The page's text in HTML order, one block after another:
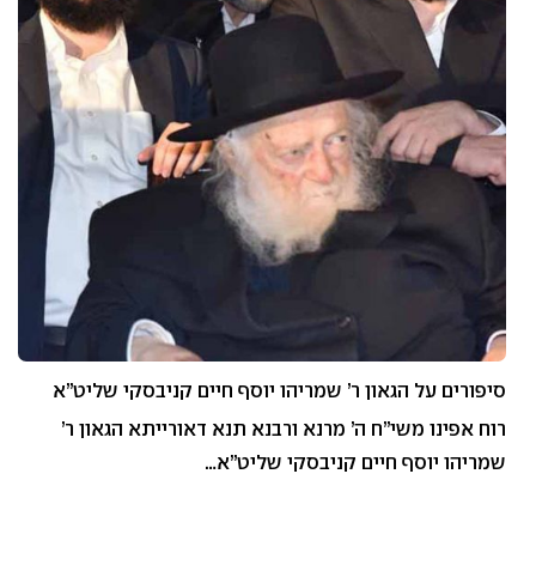
סיפורים על הגאון ר’ שמריהו יוסף חיים קניבסקי שליט”א
רוח אפינו משי”ח ה’ מרנא ורבנא תנא דאורייתא הגאון ר’
שמריהו יוסף חיים קניבסקי שליט”א…